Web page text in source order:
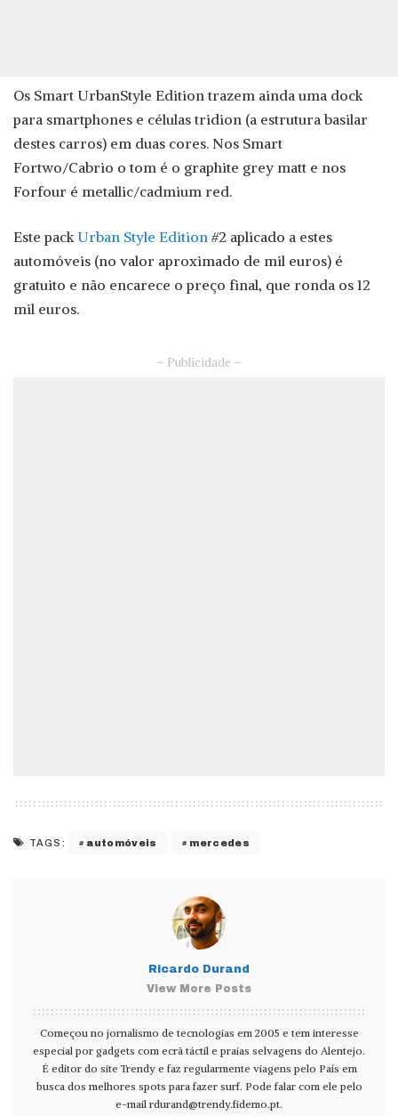
Os Smart UrbanStyle Edition trazem ainda uma dock
para smartphones e células tridion (a estrutura basilar
destes carros) em duas cores. Nos Smart
Fortwo/Cabrio o tom é o graphite grey matt e nos
Forfour é metallic/cadmium red.
Este pack Urban Style Edition #2 aplicado a estes
automóveis (no valor aproximado de mil euros) é
gratuito e não encarece o preço final, que ronda os 12
mil euros.
– Publicidade –
TAGS: automóveis mercedes
Ricardo Durand
View More Posts
Começou no jornalismo de tecnologias em 2005 e tem interesse
especial por gadgets com ecrã táctil e praias selvagens do Alentejo.
É editor do site Trendy e faz regularmente viagens pelo País em
busca dos melhores spots para fazer surf. Pode falar com ele pelo
e-mail rdurand@trendy.fidemo.pt.